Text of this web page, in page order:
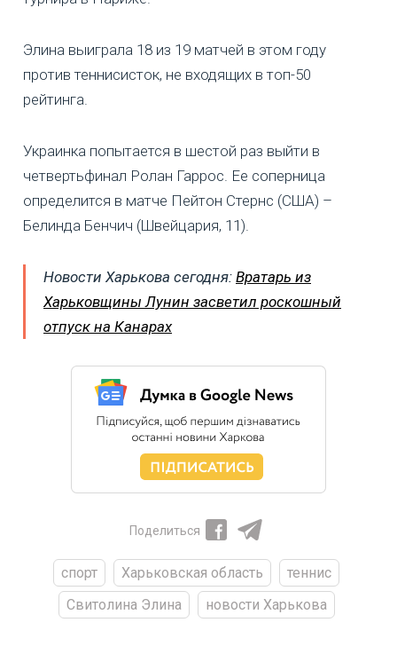
Элина выиграла 18 из 19 матчей в этом году
против теннисисток, не входящих в топ-50
рейтинга.
Украинка попытается в шестой раз выйти в
четвертьфинал Ролан Гаррос. Ее соперница
определится в матче Пейтон Стернс (США) –
Белинда Бенчич (Швейцария, 11).
Новости Харькова сегодня: Вратарь из
Харьковщины Лунин засветил роскошный
отпуск на Канарах
Поделиться
спорт Харьковская область
теннис
Свитолина Элина
новости Харькова